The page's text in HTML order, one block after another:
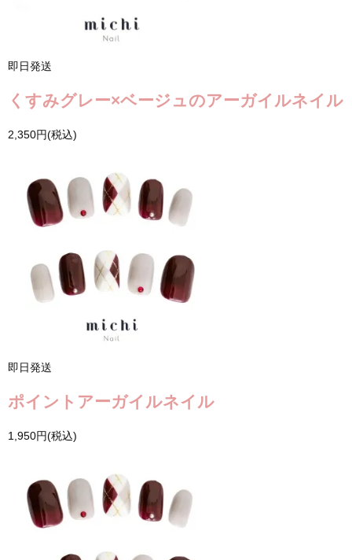
即日発送
くすみグレー×ベージュのアーガイルネイル
2,350円(税込)
即日発送
ポイントアーガイルネイル
1,950円(税込)